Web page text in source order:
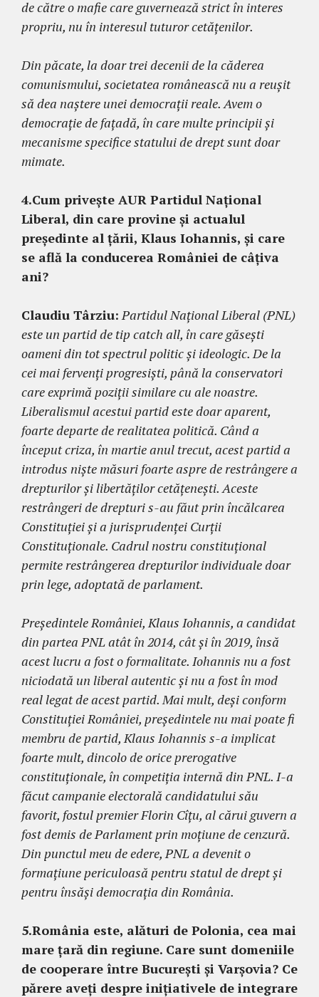
de către o mafie care guvernează strict în interes
propriu, nu în interesul tuturor cetățenilor.
Din păcate, la doar trei decenii de la căderea
comunismului, societatea românească nu a reușit
să dea naștere unei democrații reale. Avem o
democrație de fațadă, în care multe principii și
mecanisme specifice statului de drept sunt doar
mimate.
4.Cum privește AUR Partidul Național
Liberal, din care provine și actualul
președinte al țării, Klaus Iohannis, și care
se află la conducerea României de câțiva
ani?
Claudiu Târziu: Partidul Național Liberal (PNL)
este un partid de tip catch all, în care găsești
oameni din tot spectrul politic și ideologic. De la
cei mai fervenți progresiști, până la conservatori
care exprimă poziții similare cu ale noastre.
Liberalismul acestui partid este doar aparent,
foarte departe de realitatea politică. Când a
început criza, în martie anul trecut, acest partid a
introdus niște măsuri foarte aspre de restrângere a
drepturilor și libertăților cetățenești. Aceste
restrângeri de drepturi s-au făut prin încălcarea
Constituției și a jurisprudenței Curții
Constituționale. Cadrul nostru constituțional
permite restrângerea drepturilor individuale doar
prin lege, adoptată de parlament.
Președintele României, Klaus Iohannis, a candidat
din partea PNL atât în 2014, cât și în 2019, însă
acest lucru a fost o formalitate. Iohannis nu a fost
niciodată un liberal autentic și nu a fost în mod
real legat de acest partid. Mai mult, deși conform
Constituției României, președintele nu mai poate fi
membru de partid, Klaus Iohannis s-a implicat
foarte mult, dincolo de orice prerogative
constituționale, în competiția internă din PNL. I-a
făcut campanie electorală candidatului său
favorit, fostul premier Florin Cîțu, al cărui guvern a
fost demis de Parlament prin moțiune de cenzură.
Din punctul meu de edere, PNL a devenit o
formațiune periculoasă pentru statul de drept și
pentru însăși democrația din România.
5.România este, alături de Polonia, cea mai
mare țară din regiune. Care sunt domeniile
de cooperare între București și Varșovia? Ce
părere aveți despre inițiativele de integrare